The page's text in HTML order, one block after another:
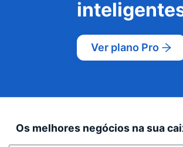
Ver plano Pro
Os melhores negócios na sua